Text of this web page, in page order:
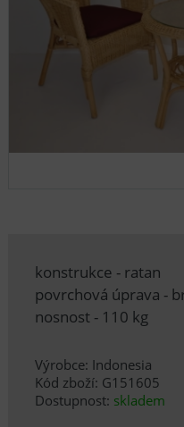
konstrukce - ratan
povrchová úprava -
nosnost - 110 kg
Výrobce: Indonesia
Kód zboží: G151605
Dostupnost: skladem